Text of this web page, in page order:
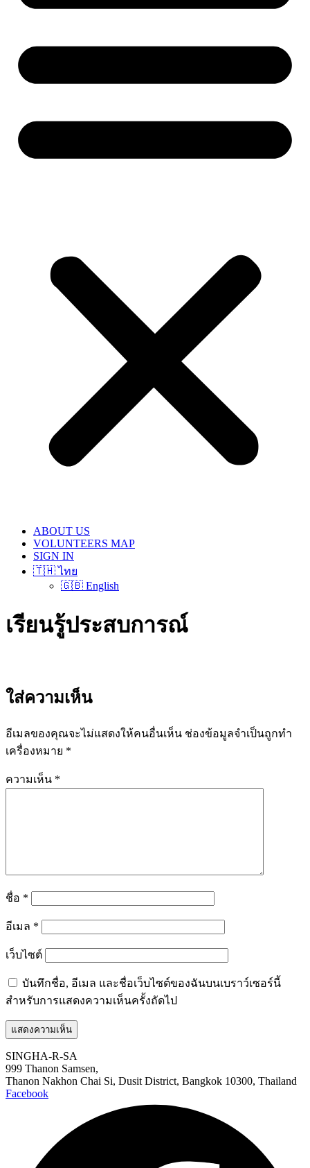
ABOUT US
VOLUNTEERS MAP
SIGN IN
🇹🇭 ไทย
🇬🇧 English
เรียนรู้ประสบการณ์
ใส่ความเห็น
อีเมลของคุณจะไม่แสดงให้คนอื่นเห็น ช่องข้อมูลจำเป็นถูกทำ
เครื่องหมาย *
ความเห็น *
ชื่อ *
อีเมล *
เว็บไซต์
บันทึกชื่อ, อีเมล และชื่อเว็บไซต์ของฉันบนเบราว์เซอร์นี้
สำหรับการแสดงความเห็นครั้งถัดไป
SINGHA-R-SA
999 Thanon Samsen,
Thanon Nakhon Chai Si, Dusit District, Bangkok 10300, Thailand
Facebook